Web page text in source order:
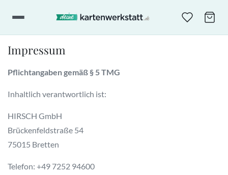
Impressum
Pflichtangaben gemäß § 5 TMG
Inhaltlich verantwortlich ist:
HIRSCH GmbH
Brückenfeldstraße 54
75015 Bretten
Telefon: +49 7252 94600